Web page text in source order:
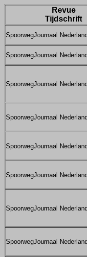
Revue
Tijdschrift
SpoorwegJournaal Nederland
SpoorwegJournaal Nederland
SpoorwegJournaal Nederland
SpoorwegJournaal Nederland
SpoorwegJournaal Nederland
SpoorwegJournaal Nederland
SpoorwegJournaal Nederland
SpoorwegJournaal Nederland